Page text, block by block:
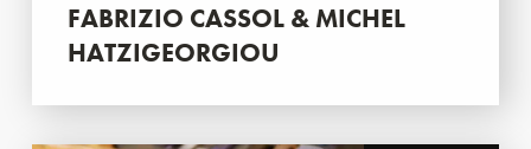
FABRIZIO CASSOL & MICHEL
HATZIGEORGIOU